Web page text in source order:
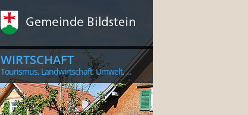
WIRTSCHAFT
Tourismus, Landwirtschaft, Umwelt, ...